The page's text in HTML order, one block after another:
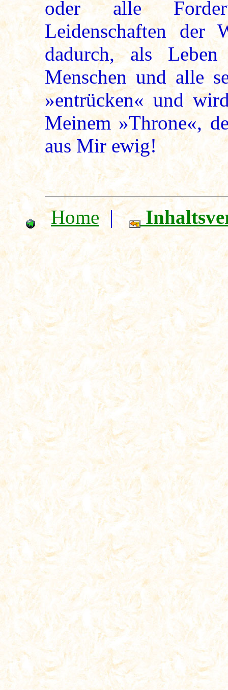
oder alle
Leidenschaften
dadurch, als
Menschen und alle
»entrücken« und
Meinem »Throne«,
aus Mir ewig!
Home|